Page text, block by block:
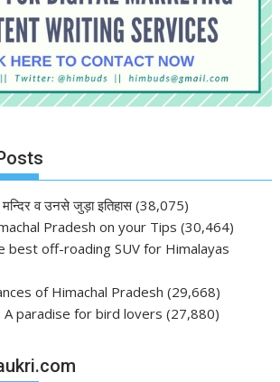
व उनसे जुड़ा इतिहास (38,075)
Pradesh on your Tips (30,464)
best off-roading SUV for Himalayas
of Himachal Pradesh (29,668)
A paradise for bird lovers (27,880)